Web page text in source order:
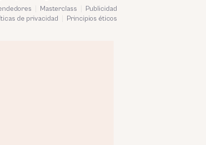
Masterclass
Publicidad
de privacidad Principios éticos